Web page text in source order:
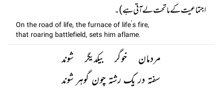
اجتماعیت کے ماتحت لے آتی ہے)۔
On the road of life, the furnace of life’s fire,
that roaring battlefield, sets him aflame.
مردمان خوگر بیکدیگر شوند
سفتہ در یک رشتہ چون گوہر شوند